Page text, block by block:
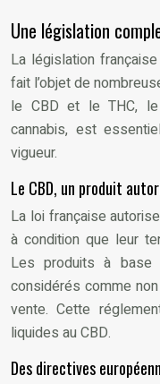
Une législation
La législation
fait l’objet de
le CBD et le THC, le
cannabis, est
vigueur.
Le CBD, un produit
La loi française
à condition que leur
Les produits à
considérés comme
vente. Cette
liquides au CBD.
Des directives